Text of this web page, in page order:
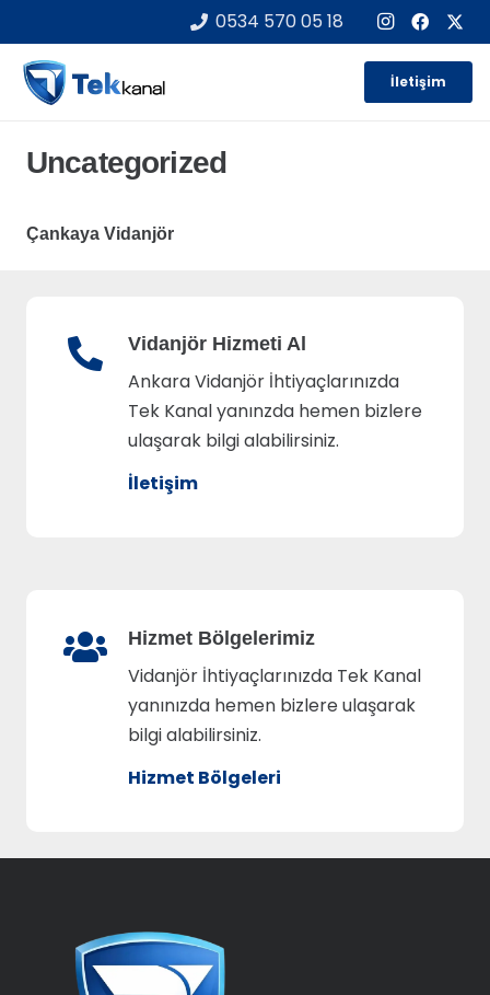
0534 570 05 18
İletişim
Uncategorized
Çankaya Vidanjör
Vidanjör Hizmeti Al
Ankara Vidanjör İhtiyaçlarınızda
Tek Kanal yanınzda hemen bizlere
ulaşarak bilgi alabilirsiniz.
İletişim
Hizmet Bölgelerimiz
Vidanjör İhtiyaçlarınızda Tek Kanal
yanınızda hemen bizlere ulaşarak
bilgi alabilirsiniz.
Hizmet Bölgeleri